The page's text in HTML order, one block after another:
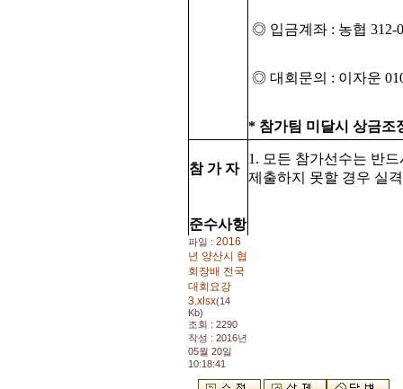
◎ 입금계좌 : 농협 312-
◎ 대회문의 : 이자운
* 참가팀 미달시 상금조
참 가 자
1. 모든 참가선수는 반
제출하지 못할 경우 실
준수사항
파일 : 2016
년 양산시 협
회장배 전국
대회요강
3.xlsx(14
Kb)
조회 : 2290
작성 : 2016년
05월 20일
10:18:41